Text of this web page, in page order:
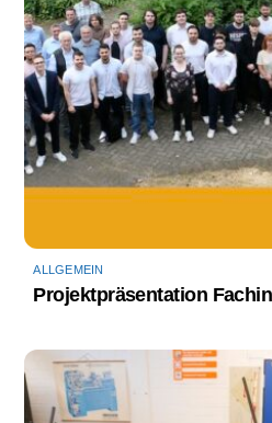
ALLGEMEIN
Projektpräsentation